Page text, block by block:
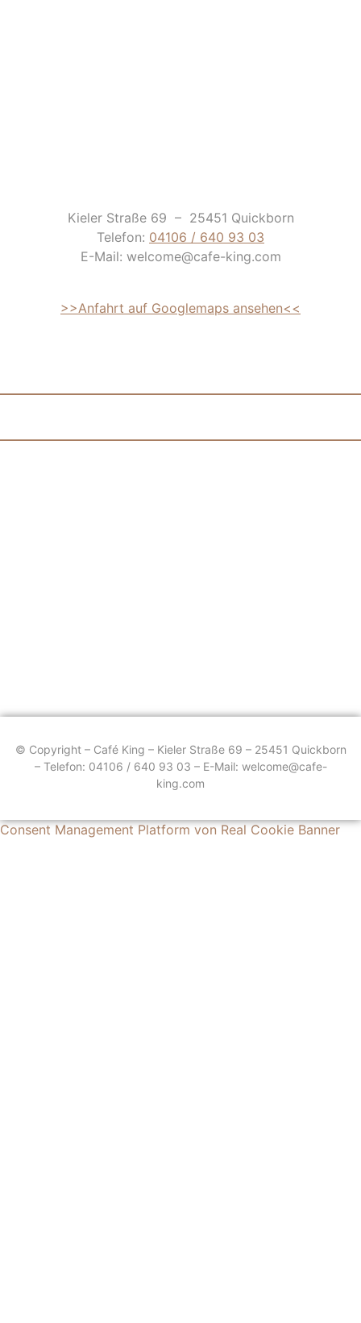
Kieler Straße 69 – 25451 Quickborn
Telefon: 04106 / 640 93 03
E-Mail: welcome@cafe-king.com
>>Anfahrt auf Googlemaps ansehen<<
© Copyright – Café King – Kieler Straße 69 – 25451 Quickborn
– Telefon: 04106 / 640 93 03 – E-Mail: welcome@cafe-
king.com
Consent Management Platform von Real Cookie Banner